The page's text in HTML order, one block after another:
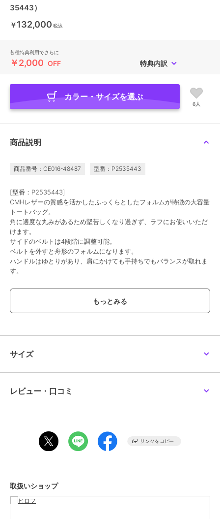
35443）
￥132,000 税込
各種特典利用でさらに
￥2,000 OFF 特典内訳
カラー・サイズを選ぶ
6人
商品説明
商品番号：CE016-48487 型番：P2535443
[型番：P2535443]
CMHレザーの質感を活かしたふっくらとしたフォルムが特徴の大容量
トートバッグ。
角に適度な丸みがあるため堅苦しくなり過ぎず、ラフにお使いいただ
けます。
サイドのベルトは4段階に調整可能。
ベルトを外すと舟形のフォルムになります。
ハンドルはゆとりがあり、肩にかけても手持ちでもバランスが取れま
す。
●ポケット：内側 パッチポケット×1 ジッパーポケット×1
●裏地：ピッグスエード
A4もすっきり収納ができるため通勤、習い事、ビジネスシーンに。
牛革、クロームなめし、小シボ型押し。
な印象の素材に仕上げました。
ファブリックストラップのカジュアルさと、良質なCMHレザーを組み
合わせることで、カジュアルながらも凛とした印象を与えます。
サイズ
レビュー・口コミ
取扱いショップ